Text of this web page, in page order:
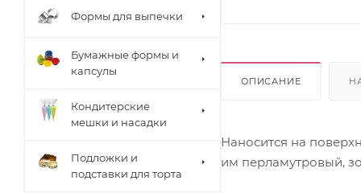
ОПИСАНИЕ
Наносится на
им перламутровый,
Формы для выпечки
Бумажные формы и
капсулы
Кондитерские
мешки и насадки
Подложки и
подставки для торта